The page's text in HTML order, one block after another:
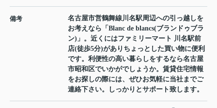
備考
名古屋市営鶴舞線川名駅周辺への引っ越しを
お考えなら「Blanc de blancs(ブランドゥブラ
ン)」。近くにはファミリーマート 川名駅前
店(徒歩5分)がありちょっとした買い物に便利
です。利便性の高い暮らしをするなら名古屋
市昭和区でいかがでしょうか。賃貸住宅情報
をお探しの際には、ぜひお気軽に当社までご
連絡下さい。しっかりとサポート致します。